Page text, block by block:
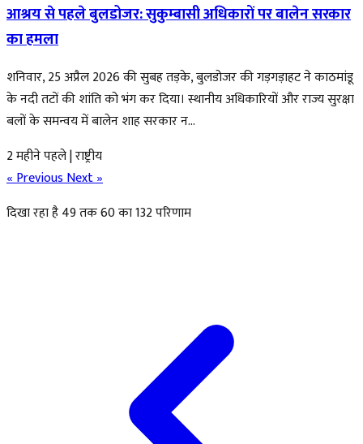
आश्रय से पहले बुलडोजर: सुकुम्बासी अधिकारों पर बालेन सरकार
का हमला
शनिवार, 25 अप्रैल 2026 की सुबह तड़के, बुलडोजर की गड़गड़ाहट ने काठमांडू
के नदी तटों की शांति को भंग कर दिया। स्थानीय अधिकारियों और राज्य सुरक्षा
बलों के समन्वय में बालेन शाह सरकार न...
2 महीने पहले|राष्ट्रीय
« PreviousNext »
दिखा रहा है49तक60का132परिणाम